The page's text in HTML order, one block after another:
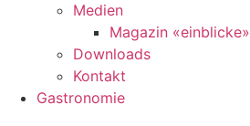
Medien
Magazin «einblicke»
Downloads
Kontakt
Gastronomie